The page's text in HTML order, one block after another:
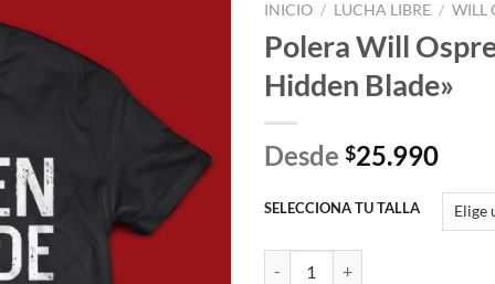
INICIO / LUCHA LIBRE / WILL
Polera Will
Hidden Blade»
Desde $25.990
SELECCIONA TU TALLA